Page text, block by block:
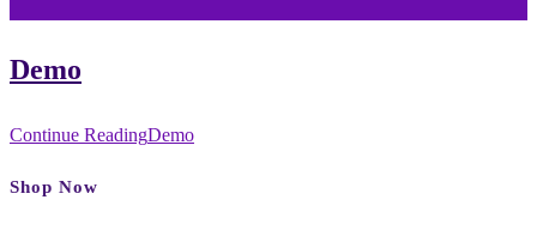
Demo
Continue ReadingDemo
Shop Now